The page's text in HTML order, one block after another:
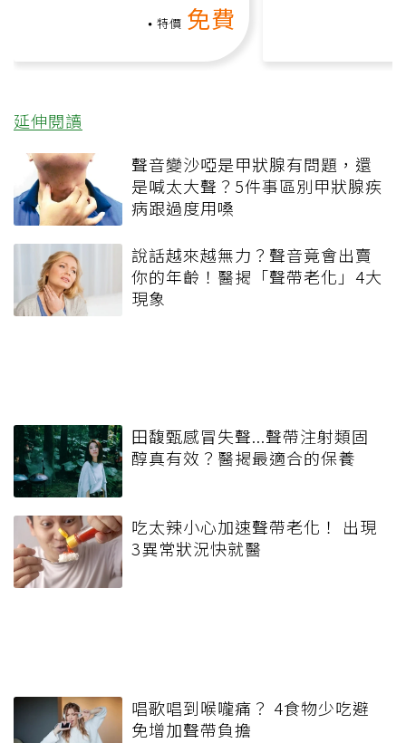
特價 免費
延伸閱讀
聲音變沙啞是甲狀腺有問題，還
是喊太大聲？5件事區別甲狀腺疾
病跟過度用嗓
說話越來越無力？聲音竟會出賣
你的年齡！醫揭「聲帶老化」4大
現象
田馥甄感冒失聲...聲帶注射類固
醇真有效？醫揭最適合的保養
吃太辣小心加速聲帶老化！ 出現
3異常狀況快就醫
唱歌唱到喉嚨痛？ 4食物少吃避
免增加聲帶負擔